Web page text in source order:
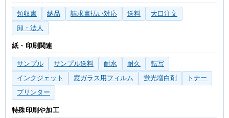
領収書 納品 請求書払い対応 送料
大口注文
卸・法人
紙・印刷関連
サンプル サンプル送料 耐水 耐久
転写
インクジェット
窓ガラス用フィルム 蛍光増白剤
トナー
プリンター
特殊印刷や加工